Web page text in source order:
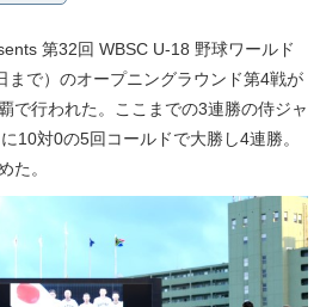
第32回 WBSC U-18 野球ワールド
まで）のオープニングラウンド第4戦が
で行われた。ここまでの3連勝の侍ジャ
10対0の5回コールドで大勝し4連勝。
た。